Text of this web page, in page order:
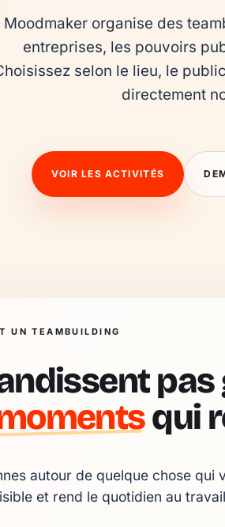
Moodmaker organise des
entreprises, les pouvoirs
selon le lieu, le
directement
VOIR LES ACTIVITÉS
UN TEAMBUILDING
qui
autour de quelque chose
et rend le quotidien au